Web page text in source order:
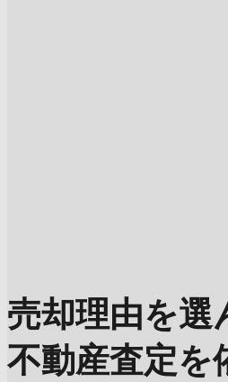
売却理由を選
不動産査定を